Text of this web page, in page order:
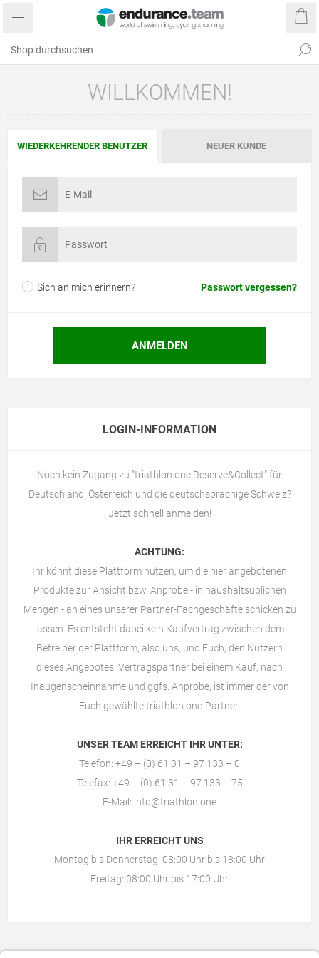
WILLKOMMEN!
WIEDERKEHRENDER BENUTZER NEUER KUNDE
Sich an mich erinnern? Passwort vergessen?
LOGIN-INFORMATION
Noch kein Zugang zu "triathlon.one Reserve&Collect" für
Deutschland, Österreich und die deutschsprachige Schweiz?
Jetzt schnell anmelden!
ACHTUNG:
Ihr könnt diese Plattform nutzen, um die hier angebotenen
Produkte zur Ansicht bzw. Anprobe - in haushaltsüblichen
Mengen - an eines unserer Partner-Fachgeschäfte schicken zu
lassen. Es entsteht dabei kein Kaufvertrag zwischen dem
Betreiber der Plattform, also uns, und Euch, den Nutzern
dieses Angebotes. Vertragspartner bei einem Kauf, nach
Inaugenscheinnahme und ggfs. Anprobe, ist immer der von
Euch gewähltetriathlon.one-Partner.
UNSER TEAM ERREICHT IHR UNTER:
Telefon: +49 – (0) 61 31 – 97 133 – 0
Telefax: +49 – (0) 61 31 – 97 133 – 75
E-Mail: info@triathlon.one
IHR ERREICHT UNS
Montag bis Donnerstag: 08:00 Uhr bis 18:00 Uhr
Freitag: 08:00 Uhr bis 17:00 Uhr